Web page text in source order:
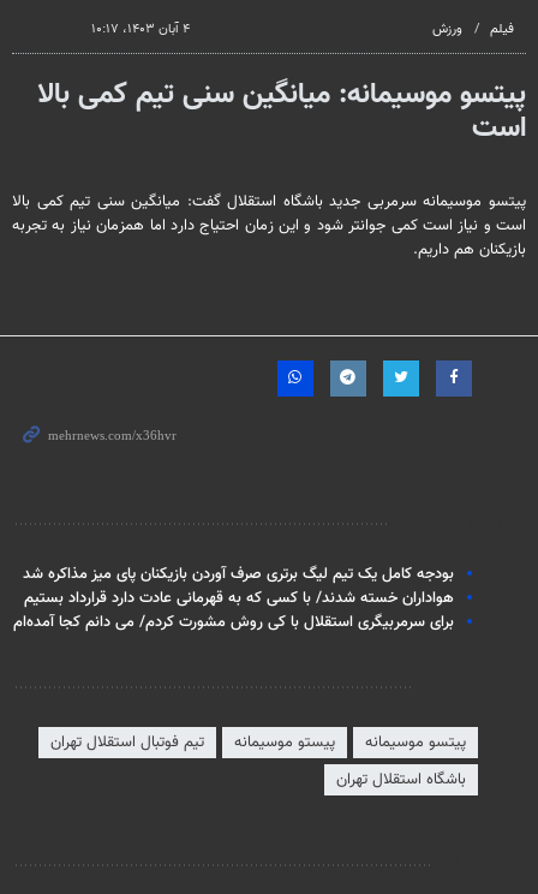
فیلم ورزش ۴ آبان ۱۴۰۳، ۱۰:۱۷
پیتسو موسیمانه: میانگین سنی تیم کمی بالا
است
پیتسو موسیمانه سرمربی جدید باشگاه استقلال گفت: میانگین سنی تیم کمی بالا
است و نیاز است کمی جوانتر شود و این زمان احتیاج دارد اما همزمان نیاز به تجربه
بازیکنان هم داریم.
بودجه کامل یک تیم لیگ برتری صرف آوردن بازیکنان پای میز مذاکره شد
هواداران خسته شدند/ با کسی که به قهرمانی عادت دارد قرارداد بستیم
برای سرمربیگری استقلال با کی روش مشورت کردم/ می دانم کجا آمده‌ام
پیتسو موسیمانه پیستو موسیمانه
تیم فوتبال استقلال تهران
باشگاه استقلال تهران